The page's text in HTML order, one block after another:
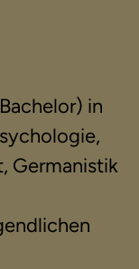
in
Germanistik